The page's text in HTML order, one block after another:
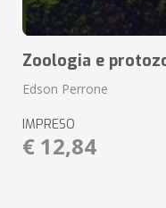
Zoologia e
Edson Perrone
IMPRESO
€ 12,84